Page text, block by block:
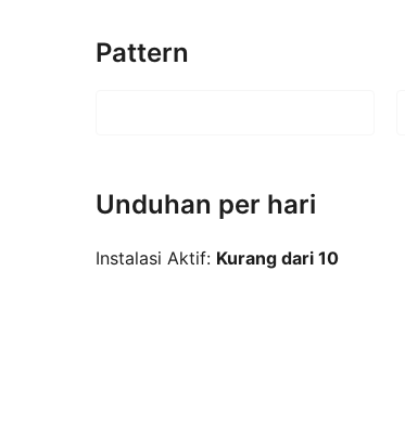
Pattern
Unduhan per hari
Instalasi Aktif: Kurang dari 10